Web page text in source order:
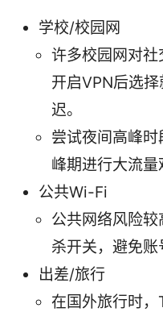
学校/校园网
许多校园网对社
开启VPN后选
迟。
尝试夜间高峰
峰期进行大流量
公共Wi-Fi
公共网络风险
杀开关，避免账
出差/旅行
在国外旅行时